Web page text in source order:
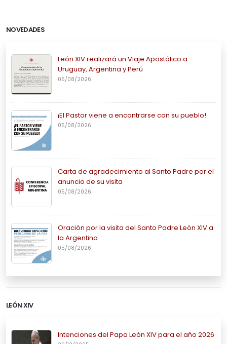
NOVEDADES
León XIV realizará un Viaje Apostólico a
Uruguay, Argentina y Perú
05/08/2026
¡El Pastor viene a encontrarse con su pueblo!
05/08/2026
Carta de agradecimiento al Santo Padre por el
anuncio de su visita
05/08/2026
Oración por la visita del Santo Padre León XIV a
la Argentina
05/08/2026
LEÓN XIV
Intenciones del Papa León XIV para el año 2026